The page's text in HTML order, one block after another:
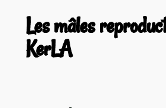
Les mâles
KerLA